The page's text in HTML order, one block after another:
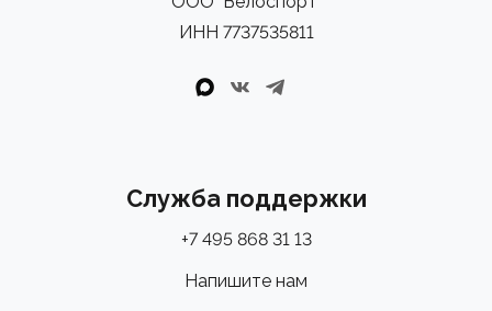
ИНН 7737535811
Служба поддержки
+7 495 868 31 13
Напишите нам